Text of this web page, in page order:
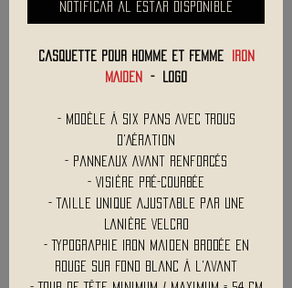
Notificar al estar disponible
Casquette pour Homme et Femme
IRON
MAIDEN
- Logo
- Modèle à Six Pans Avec Trous
d'Aération
- Panneaux Avant Renforcés
- Visière Pré-Courbée
- Taille Unique Ajustable par une
Lanière Velcro
- Typographie Iron Maiden Brodée en
Rouge sur Fond Blanc à l'Avant